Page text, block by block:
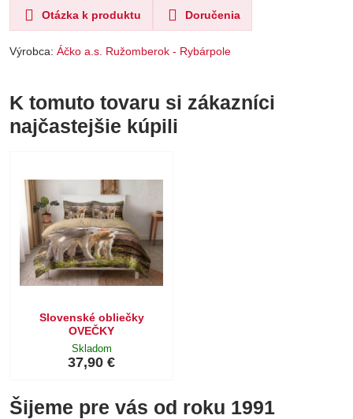
Otázka k produktu Doručenia
Výrobca: Áčko a.s. Ružomberok - Rybárpole
K tomuto tovaru si zákazníci
najčastejšie kúpili
Slovenské obliečky
OVEČKY
Skladom
37,90 €
Šijeme pre vás od roku 1991